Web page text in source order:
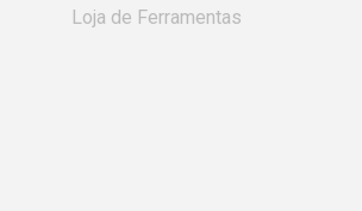
Loja de Ferramentas